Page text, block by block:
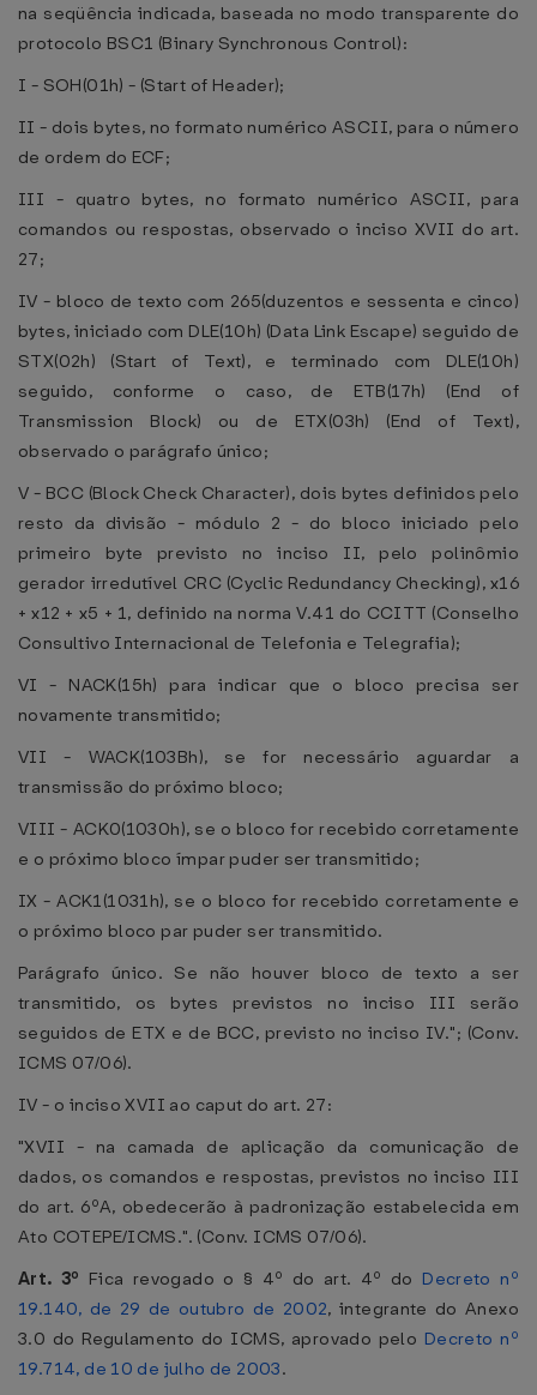
na seqüência indicada, baseada no modo transparente do
protocolo BSC1 (Binary Synchronous Control):
I - SOH(01h) - (Start of Header);
II - dois bytes, no formato numérico ASCII, para o número
de ordem do ECF;
III - quatro bytes, no formato numérico ASCII, para
comandos ou respostas, observado o inciso XVII do art.
27;
IV - bloco de texto com 265(duzentos e sessenta e cinco)
bytes, iniciado com DLE(10h) (Data Link Escape) seguido de
STX(02h) (Start of Text), e terminado com DLE(10h)
seguido, conforme o caso, de ETB(17h) (End of
Transmission Block) ou de ETX(03h) (End of Text),
observado o parágrafo único;
V - BCC (Block Check Character), dois bytes definidos pelo
resto da divisão - módulo 2 - do bloco iniciado pelo
primeiro byte previsto no inciso II, pelo polinômio
gerador irredutível CRC (Cyclic Redundancy Checking), x16
+ x12 + x5 + 1, definido na norma V.41 do CCITT (Conselho
Consultivo Internacional de Telefonia e Telegrafia);
VI - NACK(15h) para indicar que o bloco precisa ser
novamente transmitido;
VII - WACK(103Bh), se for necessário aguardar a
transmissão do próximo bloco;
VIII - ACK0(1030h), se o bloco for recebido corretamente
e o próximo bloco ímpar puder ser transmitido;
IX - ACK1(1031h), se o bloco for recebido corretamente e
o próximo bloco par puder ser transmitido.
Parágrafo único. Se não houver bloco de texto a ser
transmitido, os bytes previstos no inciso III serão
seguidos de ETX e de BCC, previsto no inciso IV."; (Conv.
ICMS 07/06).
IV - o inciso XVII ao caput do art. 27:
"XVII - na camada de aplicação da comunicação de
dados, os comandos e respostas, previstos no inciso III
do art. 6ºA, obedecerão à padronização estabelecida em
Ato COTEPE/ICMS.". (Conv. ICMS 07/06).
Art. 3º Fica revogado o § 4º do art. 4º do Decreto nº
19.140, de 29 de outubro de 2002, integrante do Anexo
3.0 do Regulamento do ICMS, aprovado pelo Decreto nº
19.714, de 10 de julho de 2003.